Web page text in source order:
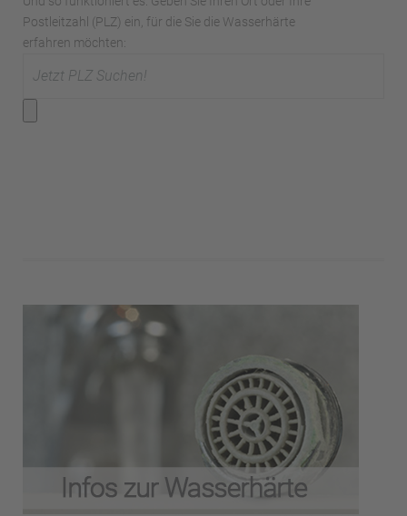
Postleitzahl (PLZ) ein, für die Sie die Wasserhärte
erfahren möchten: